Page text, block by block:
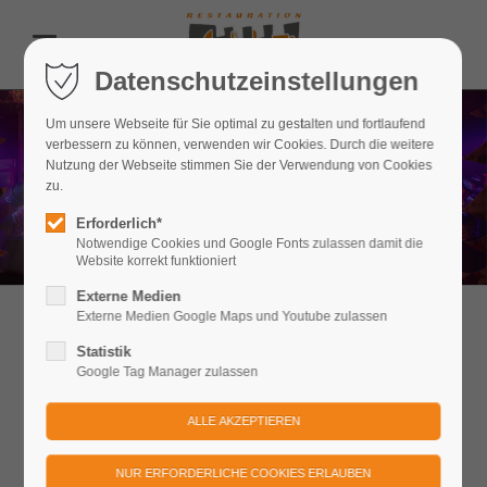
Datenschutzeinstellungen
Um unsere Webseite für Sie optimal zu gestalten und fortlaufend
verbessern zu können, verwenden wir Cookies. Durch die weitere
Nutzung der Webseite stimmen Sie der Verwendung von Cookies
zu.
Erforderlich*
Notwendige Cookies und Google Fonts zulassen damit die
Website korrekt funktioniert
Externe Medien
Externe Medien Google Maps und Youtube zulassen
Statistik
Google Tag Manager zulassen
In den eindrucksvollen Mauern der Festung Königstein
erwartet Besucher jeden Alters ein vielfältiges Programm an
Veranstaltungen. Entdecken Sie die Vielfalt an einzigartigen
Brunches, Dinner-Abenden, Konzerten und anderen